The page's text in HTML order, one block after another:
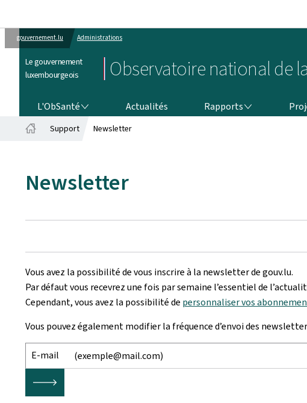
gouvernement.lu Administrations
Le gouvernement
luxembourgeois
Observatoire national de
L'ObSanté Actualités Rapports
Support Newsletter
Newsletter
Vous avez la possibilité de vous inscrire à la newsletter de gouv.lu.
Par défaut vous recevrez une fois par semaine l’essentiel de
Cependant, vous avez la possibilité de personnaliser vos
Vous pouvez également modifier la fréquence d’envoi des
E-mail
🡒